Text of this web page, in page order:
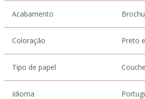
Acabamento
Coloração Preto
Tipo de papel
Idioma